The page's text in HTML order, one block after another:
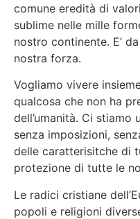
comune eredità di
sublime nelle mille
nostro continente. E’
nostra forza.
Vogliamo vivere
qualcosa che non ha
dell’umanità. Ci
senza imposizioni,
delle caratterisitche di
protezione di tutte le
Le radici cristiane
popoli e religioni